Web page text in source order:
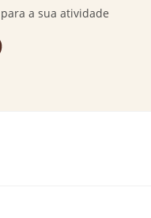
a sua atividade